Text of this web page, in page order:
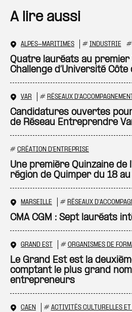
A lire aussi
ALPES-MARITIMES # INDUSTRIE #
Quatre lauréats au premier
Challenge d’Université Côte
VAR # RÉSEAUX D'ACCOMPAGNEMENT
Candidatures ouvertes
de Réseau Entreprendre
# CRÉATION D'ENTREPRISE
Une première Quinzaine
région de Quimper du 18
MARSEILLE # RÉSEAUX
CMA CGM : Sept lauréats
GRAND EST # ORGANISMES DE
Le Grand Est est la
comptant le plus grand
entrepreneurs
CAEN # ACTIVITÉS CULTURELLES